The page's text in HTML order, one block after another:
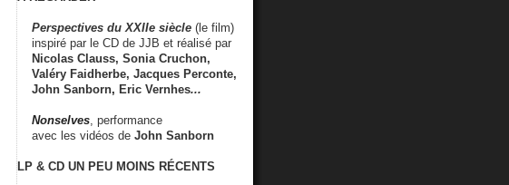
Perspectives du XXIIe siècle (le film)
inspiré par le CD de JJB et réalisé par
Nicolas Clauss, Sonia Cruchon,
Valéry Faidherbe, Jacques Perconte,
John Sanborn, Eric Vernhes...
Nonselves , performance
avec les vidéos de John Sanborn
LP & CD UN PEU MOINS RÉCENTS